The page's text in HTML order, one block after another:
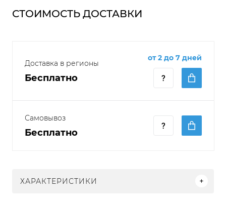
СТОИМОСТЬ ДОСТАВКИ
Доставка в регионы
Бесплатно
от 2 до 7 дней
Самовывоз
Бесплатно
ХАРАКТЕРИСТИКИ